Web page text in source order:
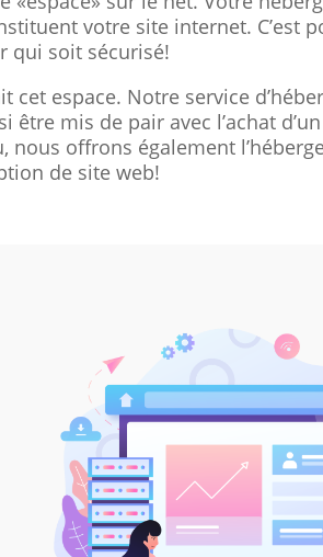
votre site internet. C’est
qui soit sécurisé!
cet espace. Notre service
être mis de pair avec l’achat
nous offrons également
de site web!